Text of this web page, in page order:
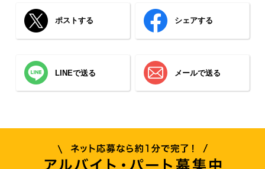
ポストする シェアする
LINEで送る メールで送る